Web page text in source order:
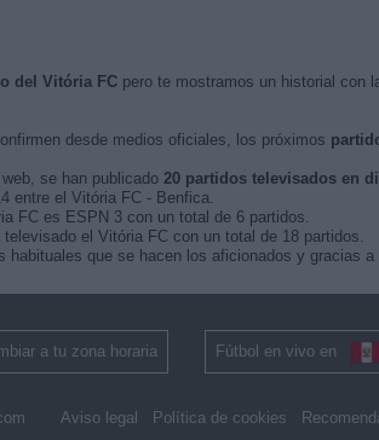
del Vitória FCpero te mostramos un historial con
desde medios oficiales, los próximos
se han publicado 20 partidos televisados en
entre el Vitória FC - Benfica.
FC es ESPN 3 con un total de 6 partidos.
el Vitória FC con un total de 18 partidos.
que se hacen los aficionados y gracias
a tu zona horaria Fútbol en vivo en
Aviso legal Política de cookies